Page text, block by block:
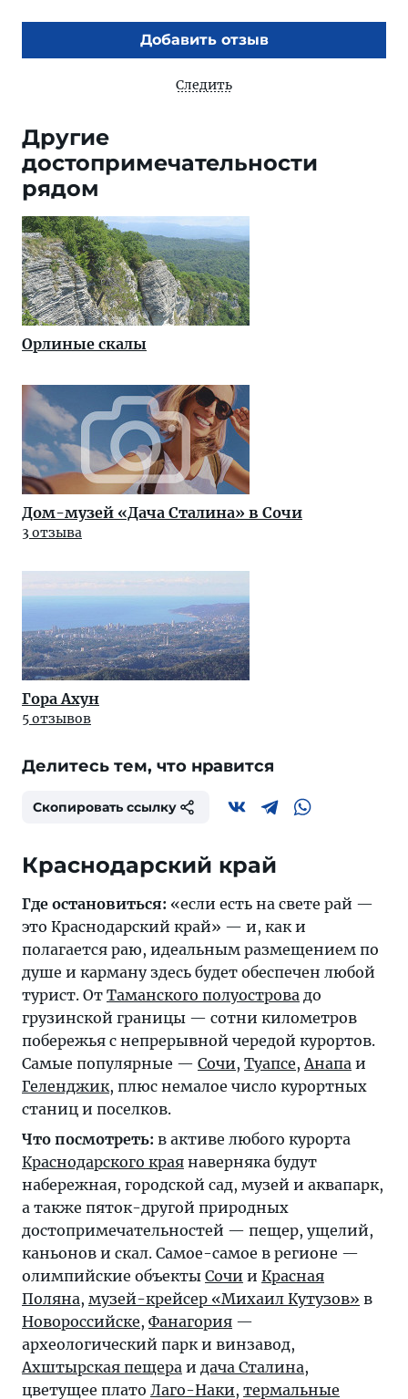
Добавить отзыв
Следить
Другие
достопримечательности
рядом
Орлиные скалы
Дом-музей «Дача Сталина» в Сочи
3 отзыва
Гора Ахун
5 отзывов
Делитесь тем, что нравится
Скопировать ссылку
Где остановиться: «если есть на свете рай —
это Краснодарский край» — и, как и
полагается раю, идеальным размещением по
душе и карману здесь будет обеспечен любой
турист. От Таманского полуострова до
грузинской границы — сотни километров
побережья с непрерывной чередой курортов.
Самые популярные — Сочи, Туапсе, Анапа и
Геленджик, плюс немалое число курортных
станиц и поселков.
Что посмотреть: в активе любого курорта
Краснодарского края наверняка будут
набережная, городской сад, музей и аквапарк,
а также пяток-другой природных
достопримечательностей — пещер, ущелий,
каньонов и скал. Самое-самое в регионе —
олимпийские объекты Сочи и Красная
Поляна, музей-крейсер «Михаил Кутузов» в
Новороссийске, Фанагория —
археологический парк и винзавод,
Ахштырская пещера и дача Сталина,
цветущее плато Лаго-Наки, термальные